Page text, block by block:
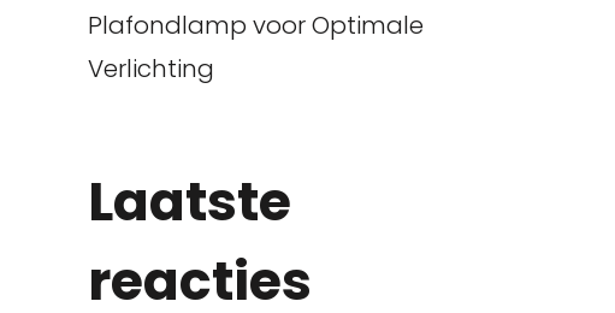
Plafondlamp voor Optimale
Verlichting
Laatste
reacties